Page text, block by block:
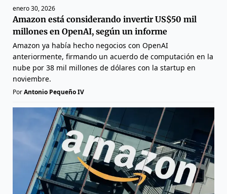
enero 30, 2026
Amazon está considerando invertir US$50 mil
millones en OpenAI, según un informe
Amazon ya había hecho negocios con OpenAI
anteriormente, firmando un acuerdo de computación en la
nube por 38 mil millones de dólares con la startup en
noviembre.
PorAntonio Pequeño IV